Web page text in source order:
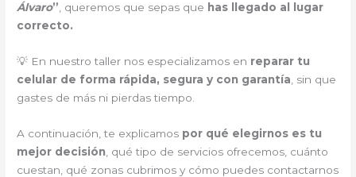
Álvaro” , queremos que sepas que has llegado al lugar
correcto.
💡 En nuestro taller nos especializamos en reparar tu
celular de forma rápida, segura y con garantía , sin que
gastes de más ni pierdas tiempo.
A continuación, te explicamos por qué elegirnos es tu
mejor decisión , qué tipo de servicios ofrecemos, cuánto
cuestan, qué zonas cubrimos y cómo puedes contactarnos